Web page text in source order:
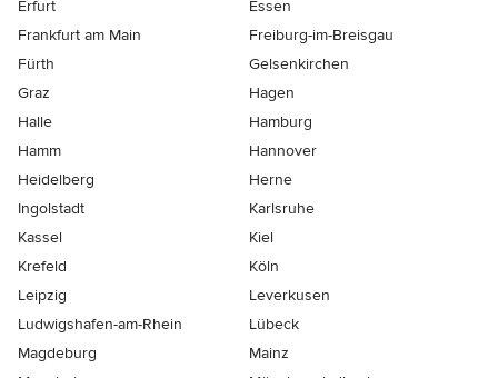
Erfurt
Essen
Frankfurt am Main
Freiburg-im-Breisgau
Fürth
Gelsenkirchen
Graz
Hagen
Halle
Hamburg
Hamm
Hannover
Heidelberg
Herne
Ingolstadt
Karlsruhe
Kassel
Kiel
Krefeld
Köln
Leipzig
Leverkusen
Ludwigshafen-am-Rhein
Lübeck
Magdeburg
Mainz